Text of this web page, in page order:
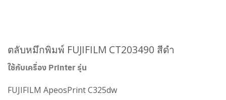
ตลับหมึกพิมพ์ FUJIFILM CT203490 สีดำ
ใช้กับเครื่อง Printer รุ่น
FUJIFILM ApeosPrint C325dw